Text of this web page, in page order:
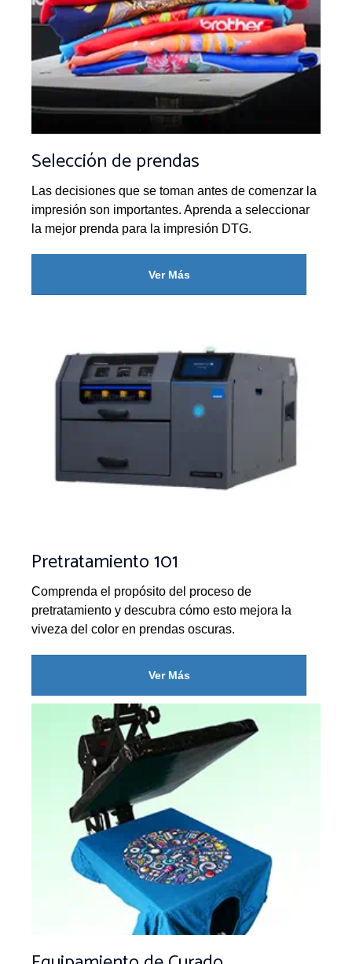
Selección de prendas
Las decisiones que se toman antes de comenzar la
impresión son importantes. Aprenda a seleccionar
la mejor prenda para la impresión DTG.
Ver Más
Pretratamiento 101
Comprenda el propósito del proceso de
pretratamiento y descubra cómo esto mejora la
viveza del color en prendas oscuras.
Ver Más